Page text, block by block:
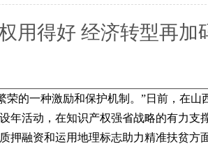
用得好 经济转型再加
的一种激励和保护机制。 ”日前，在山
年活动，在知识产权强省战略的有力支
融资和运用地理标志助力精准扶贫方